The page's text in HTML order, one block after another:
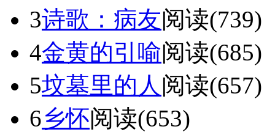
3诗歌：病友阅读(739)
4金黄的引喻阅读(685)
5坟墓里的人 阅读(657)
6乡怀阅读(653)